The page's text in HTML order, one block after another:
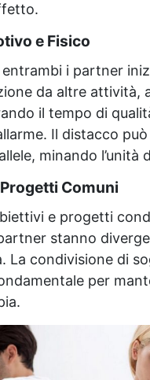
e Fisico
i partner
da altre attività,
il tempo di
Il distacco
minando l’unità
Comuni
e progetti
stanno
La condivisione di
per